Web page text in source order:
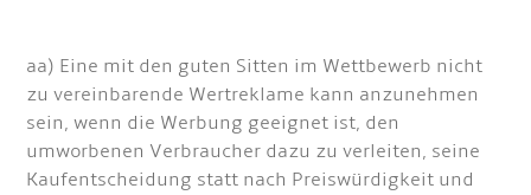
aa) Eine mit den guten Sitten im Wettbewerb nicht
zu vereinbarende Wertreklame kann anzunehmen
sein, wenn die Werbung geeignet ist, den
umworbenen Verbraucher dazu zu verleiten, seine
Kaufentscheidung statt nach Preiswürdigkeit und